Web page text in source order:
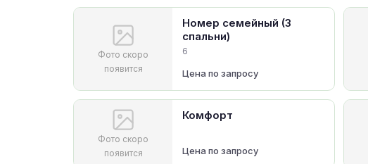
Фото скоро
появится
Номер семейный (3
спальни)
6
Цена по запросу
Фото скоро
появится
Комфорт
Цена по запросу